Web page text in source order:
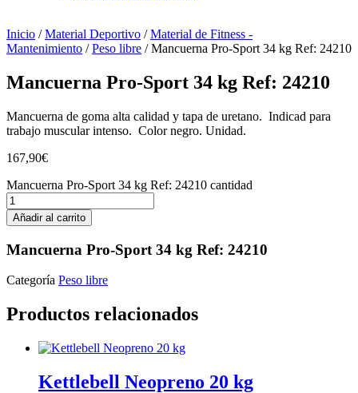
Inicio /Material Deportivo /Material de Fitness -
Mantenimiento /Peso libre / Mancuerna Pro-Sport 34 kg Ref: 24210
Mancuerna Pro-Sport 34 kg Ref: 24210
Mancuerna de goma alta calidad y tapa de uretano. Indicad para
trabajo muscular intenso. Color negro. Unidad.
167,90€
Mancuerna Pro-Sport 34 kg Ref: 24210 cantidad
Añadir al carrito
Mancuerna Pro-Sport 34 kg Ref: 24210
Categoría Peso libre
Productos relacionados
Kettlebell Neopreno 20 kg